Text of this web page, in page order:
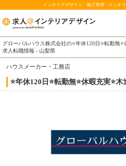
インテリアデザイン・施工管理・インテ
グローバルハウス株式会社の⭐年休120日⭐転勤無
求人転職情報 - 山梨県
ハウスメーカー・工務店
⭐年休120日⭐転勤無⭐休暇充実⭐